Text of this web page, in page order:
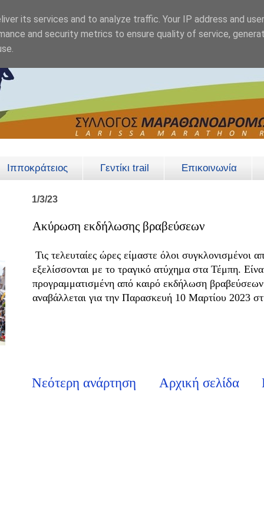
Ιπποκράτειος Γεντίκι trail Επικοινωνία
1/3/23
Ακύρωση εκδήλωσης βραβεύσεων
Τις τελευταίες ώρες είμαστε όλοι συγκλονισμένοι
εξελίσσονται με το τραγικό ατύχημα στα Τέμπη.
προγραμματισμένη από καιρό εκδήλωση
αναβάλλεται για την Παρασκευή 10 Μαρτίου 2023
Νεότερη ανάρτηση Αρχική σελίδα
its services and to analyze traffic. Your IP address and
and security metrics to ensure quality of service,